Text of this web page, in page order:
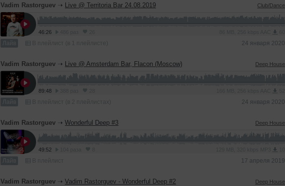
Vadim Rastorguev ➝ Live @ Territoria Bar 24.08.2019 Club/Dance
46:26
Лайв В плейлист (в 1 плейлисте) 24 января 2020
Vadim Rastorguev ➝ Live @ Amsterdam Bar, Flacon (Moscow) Deep House
89:48
Лайв В плейлист (в 2 плейлистах) 24 января 2020
Vadim Rastorguev ➝Wonderful Deep #3 Deep House
49:52
Лайв В плейлист 17 апреля 2019
Vadim Rastorguev ➝Vadim Rastorguev - Wonderful Deep #2 Deep House